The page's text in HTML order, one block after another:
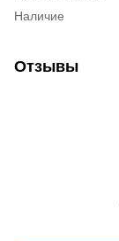
Наличие
Отзывы